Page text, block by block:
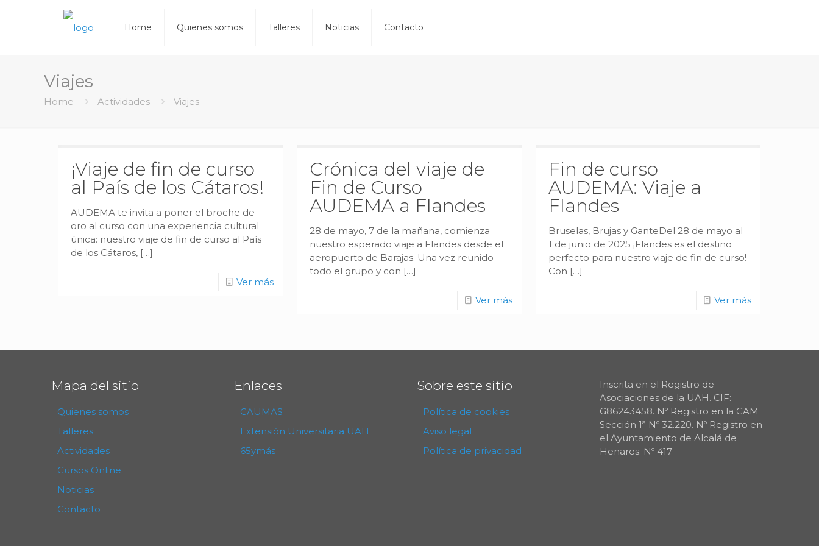
Home Quienes somos Talleres Noticias Contacto
Viajes
Home Actividades Viajes
¡Viaje de fin de curso
al País de los Cátaros!
AUDEMA te invita a poner el broche de
oro al curso con una experiencia cultural
única: nuestro viaje de fin de curso al País
de los Cátaros,[…]
Ver más
Crónica del viaje de
Fin de Curso
AUDEMA a Flandes
28 de mayo, 7 de la mañana, comienza
nuestro esperado viaje a Flandes desde el
aeropuerto de Barajas. Una vez reunido
todo el grupo y con […]
Ver más
Fin de curso
AUDEMA: Viaje a
Flandes
Bruselas, Brujas y GanteDel 28 de mayo al
1 de junio de 2025 ¡Flandes es el destino
perfecto para nuestro viaje de fin de curso!
Con […]
Ver más
Mapa del sitio
Quienes somos
Talleres
Actividades
Cursos Online
Noticias
Contacto
Enlaces
CAUMAS
Extensión Universitaria UAH
65ymás
Sobre este sitio
Política de cookies
Aviso legal
Política de privacidad
Inscrita en el Registro de
Asociaciones de la UAH. CIF:
G86243458. Nº Registro en la CAM
Sección 1ª Nº 32.220. Nº Registro en
el Ayuntamiento de Alcalá de
Henares: Nº 417